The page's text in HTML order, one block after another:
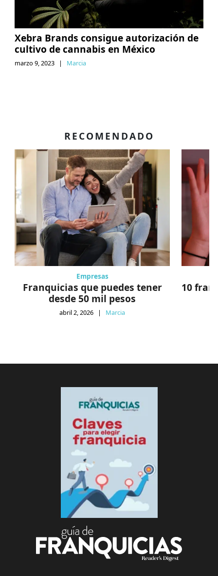
Xebra Brands consigue autorización de
cultivo de cannabis en México
marzo 9, 2023 | Marcia
RECOMENDADO
Empresas
Franquicias que puedes tener
desde 50 mil pesos
abril 2, 2026 | Marcia
10